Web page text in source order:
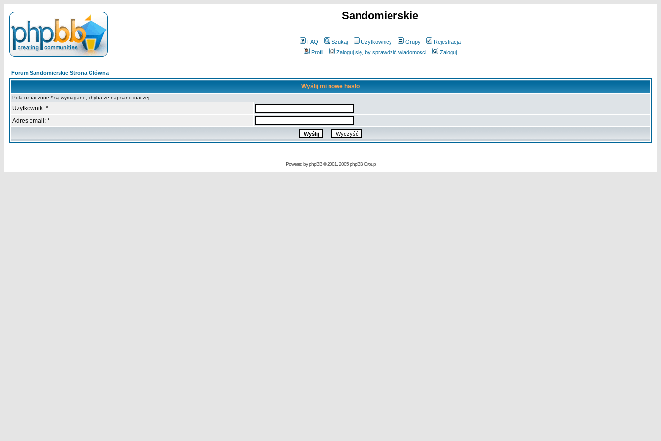
Sandomierskie
FAQ Szukaj Użytkownicy Grupy
Rejestracja
Profil
Zaloguj się, by sprawdzić wiadomości Zaloguj
Forum Sandomierskie Strona Główna
Wyślij mi nowe hasło
Pola oznaczone * są wymagane, chyba że napisano inaczej
Użytkownik: *
Adres email: *
Powered byphpBB© 2001, 2005 phpBB Group